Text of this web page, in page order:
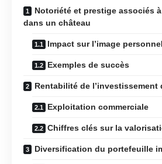
Notoriété et prestige associés
dans un château
Impact sur l’image
Exemples de succès
Rentabilité de l’investissement
Exploitation commerciale
Chiffres clés sur la
Diversification du portefeuille